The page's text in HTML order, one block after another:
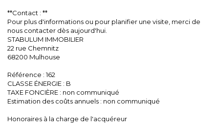
**Contact : **
Pour plus d'informations ou pour planifier une visite, merci de
nous contacter dès aujourd'hui.
STABULUM IMMOBILIER
22 rue Chemnitz
68200 Mulhouse
Référence : 162
CLASSE ÉNERGIE : B
TAXE FONCIÈRE : non communiqué
Estimation des coûts annuels : non communiqué
Honoraires à la charge de l'acquéreur